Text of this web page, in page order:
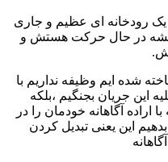
یک رودخانه ای عظیم و جاری
در حال حرکت هستش و
شده ایم وظیفه نداریم با
این جریان بجنگیم ،بلکه
آگاهانه خودمان را در
این یعنی تبدیل کردن